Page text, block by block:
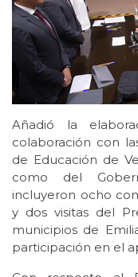
Añadió la
colaboración con
de Educación de
como del
incluyeron ocho
y dos visitas del
municipios de
participación en el